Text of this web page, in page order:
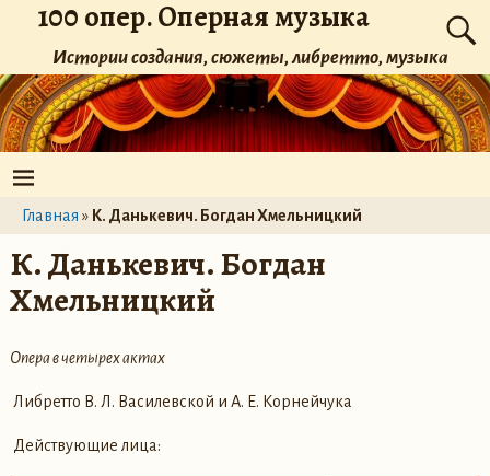
100 опер. Оперная музыка
Истории создания, сюжеты, либретто, музыка
Главная » К. Данькевич. Богдан Хмельницкий
К. Данькевич. Богдан
Хмельницкий
Опера в четырех актах
Либретто В. Л. Василевской и А. Е. Корнейчука
Действующие лица: